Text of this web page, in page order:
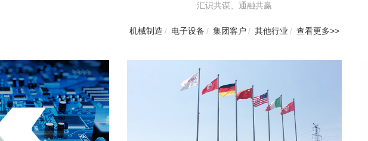
汇识共谋、通融共赢
机械制造 / 电子设备 / 集团客户 / 其他行业 / 查看更多>>